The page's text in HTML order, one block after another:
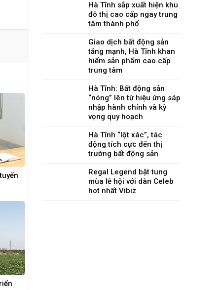
Hà Tĩnh sắp xuất hiện khu
đô thị cao cấp ngay trung
tâm thành phố
Giao dịch bất động sản
tăng mạnh, Hà Tĩnh khan
hiếm sản phẩm cao cấp
trung tâm
Hà Tĩnh: Bất động sản
“nóng” lên từ hiệu ứng sáp
nhập hành chính và kỳ
vọng quy hoạch
Hà Tĩnh “lột xác”, tác
động tích cực đến thị
trường bất động sản
Regal Legend bật tung
mùa lễ hội với dàn Celeb
hot nhất Vibiz